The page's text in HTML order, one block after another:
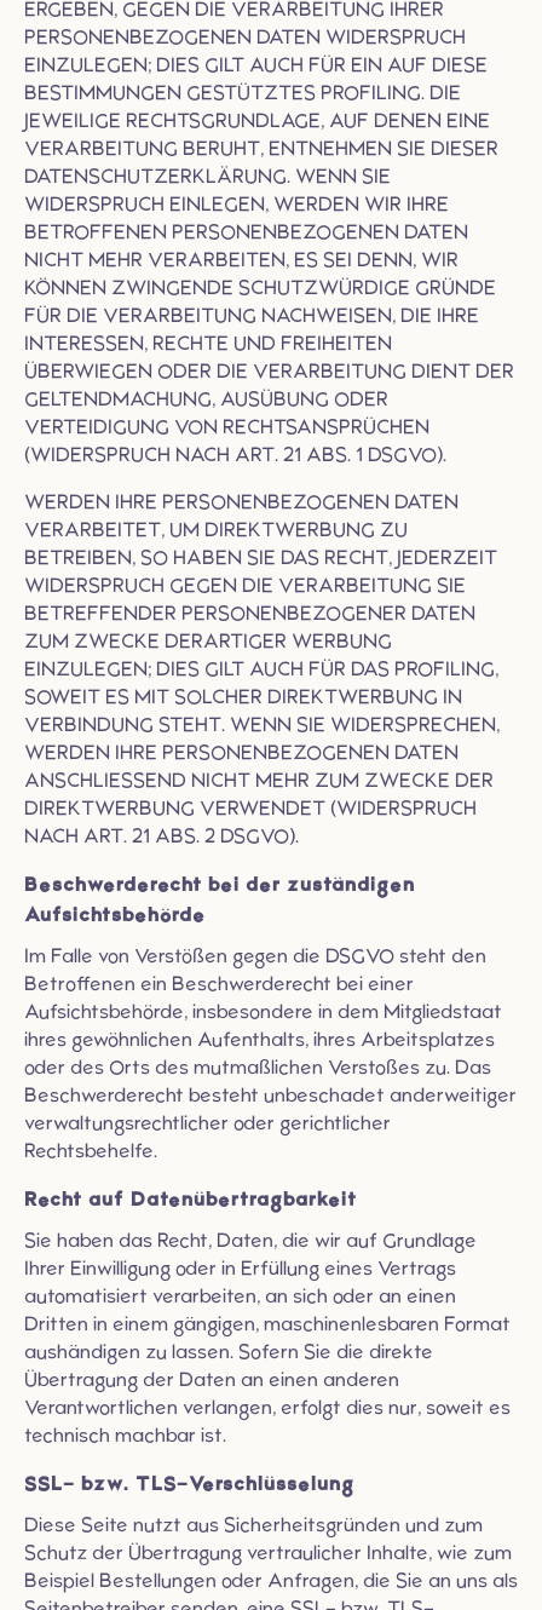
ERGEBEN, GEGEN DIE VERARBEITUNG IHRER
PERSONENBEZOGENEN DATEN WIDERSPRUCH
EINZULEGEN; DIES GILT AUCH FÜR EIN AUF DIESE
BESTIMMUNGEN GESTÜTZTES PROFILING. DIE
JEWEILIGE RECHTSGRUNDLAGE, AUF DENEN EINE
VERARBEITUNG BERUHT, ENTNEHMEN SIE DIESER
DATENSCHUTZERKLÄRUNG. WENN SIE
WIDERSPRUCH EINLEGEN, WERDEN WIR IHRE
BETROFFENEN PERSONENBEZOGENEN DATEN
NICHT MEHR VERARBEITEN, ES SEI DENN, WIR
KÖNNEN ZWINGENDE SCHUTZWÜRDIGE GRÜNDE
FÜR DIE VERARBEITUNG NACHWEISEN, DIE IHRE
INTERESSEN, RECHTE UND FREIHEITEN
ÜBERWIEGEN ODER DIE VERARBEITUNG DIENT DER
GELTENDMACHUNG, AUSÜBUNG ODER
VERTEIDIGUNG VON RECHTSANSPRÜCHEN
(WIDERSPRUCH NACH ART. 21 ABS. 1 DSGVO).
WERDEN IHRE PERSONENBEZOGENEN DATEN
VERARBEITET, UM DIREKTWERBUNG ZU
BETREIBEN, SO HABEN SIE DAS RECHT, JEDERZEIT
WIDERSPRUCH GEGEN DIE VERARBEITUNG SIE
BETREFFENDER PERSONENBEZOGENER DATEN
ZUM ZWECKE DERARTIGER WERBUNG
EINZULEGEN; DIES GILT AUCH FÜR DAS PROFILING,
SOWEIT ES MIT SOLCHER DIREKTWERBUNG IN
VERBINDUNG STEHT. WENN SIE WIDERSPRECHEN,
WERDEN IHRE PERSONENBEZOGENEN DATEN
ANSCHLIESSEND NICHT MEHR ZUM ZWECKE DER
DIREKTWERBUNG VERWENDET (WIDERSPRUCH
NACH ART. 21 ABS. 2 DSGVO).
Beschwerde­recht bei der zuständigen
Aufsichts­behörde
Im Falle von Verstößen gegen die DSGVO steht den
Betroffenen ein Beschwerderecht bei einer
Aufsichtsbehörde, insbesondere in dem Mitgliedstaat
ihres gewöhnlichen Aufenthalts, ihres Arbeitsplatzes
oder des Orts des mutmaßlichen Verstoßes zu. Das
Beschwerderecht besteht unbeschadet anderweitiger
verwaltungsrechtlicher oder gerichtlicher
Rechtsbehelfe.
Recht auf Daten­übertrag­barkeit
Sie haben das Recht, Daten, die wir auf Grundlage
Ihrer Einwilligung oder in Erfüllung eines Vertrags
automatisiert verarbeiten, an sich oder an einen
Dritten in einem gängigen, maschinenlesbaren Format
aushändigen zu lassen. Sofern Sie die direkte
Übertragung der Daten an einen anderen
Verantwortlichen verlangen, erfolgt dies nur, soweit es
technisch machbar ist.
SSL- bzw. TLS-Verschlüsselung
Diese Seite nutzt aus Sicherheitsgründen und zum
Schutz der Übertragung vertraulicher Inhalte, wie zum
Beispiel Bestellungen oder Anfragen, die Sie an uns als